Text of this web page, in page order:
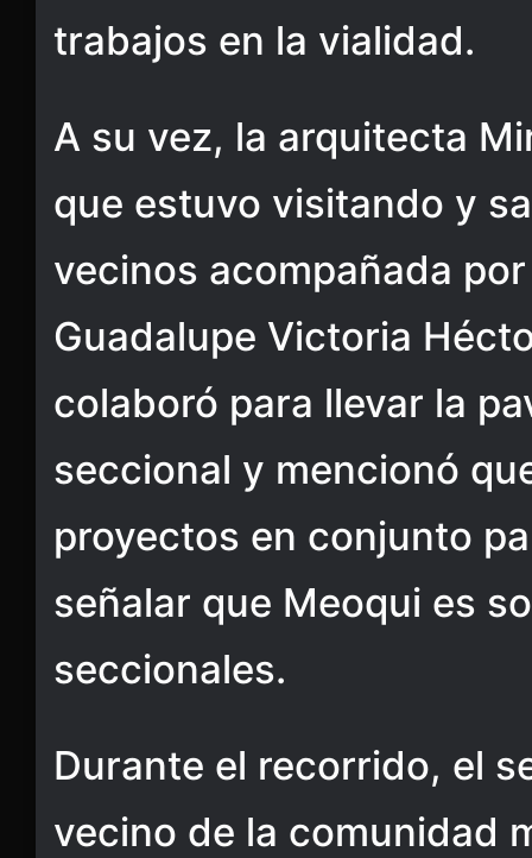
trabajos en la vialidad.
A su vez, la arquitecta
que estuvo visitando y
vecinos acompañada
Guadalupe Victoria
colaboró para llevar la
seccional y mencionó
proyectos en conjunto
señalar que Meoqui es
seccionales.
Durante el recorrido, el
vecino de la comunidad